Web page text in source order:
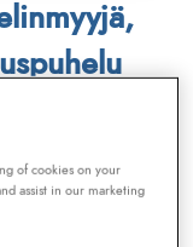
of cookies on your
assist in our marketing